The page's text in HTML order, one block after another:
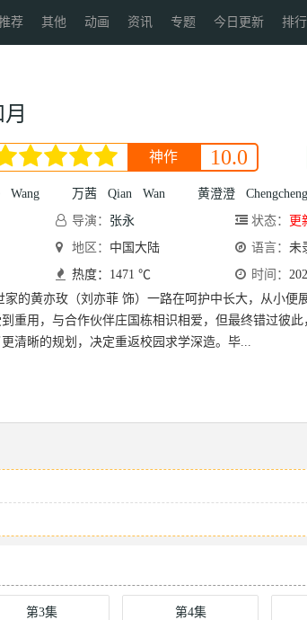
荐 其他 动画 资讯 专题 今日更新 排
神作 10.0
Wang 万茜 Qian Wan 黄澄澄 Chengcheng
导演： 张永
新
Yongxin Zhang
状态：
更
地区： 中国大陆 语言： 未
热度：1471 ℃ 时间：
家的黄亦玫（刘亦菲 饰）一路在呵护中长大，从小便
重用，与合作伙伴庄国栋相识相爱，但最终错过彼
清晰的规划，决定重返校园求学深造。毕...
第3集 第4集